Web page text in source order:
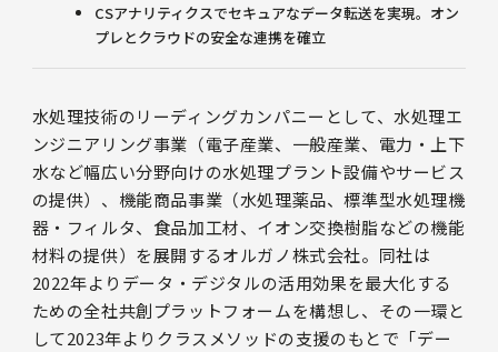
CSアナリティクスでセキュアなデータ転送を実現。オン
プレとクラウドの安全な連携を確立
水処理技術のリーディングカンパニーとして、水処理エ
ンジニアリング事業（電子産業、一般産業、電力・上下
水など幅広い分野向けの水処理プラント設備やサービス
の提供）、機能商品事業（水処理薬品、標準型水処理機
器・フィルタ、食品加工材、イオン交換樹脂などの機能
材料の提供）を展開するオルガノ株式会社。同社は
2022年よりデータ・デジタルの活用効果を最大化する
ための全社共創プラットフォームを構想し、その一環と
して2023年よりクラスメソッドの支援のもとで「デー